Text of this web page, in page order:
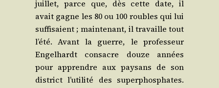
juillet, parce que, dès cette date, il
avait gagne les 80 ou 100 roubles qui lui
suf­fi­saient ; main­te­nant, il tra­vaille tout
l’été. Avant la guerre, le pro­fes­seur
Engel­hardt consacre douze années
pour apprendre aux pay­sans de son
dis­trict l’utilité des super­phos­phates.